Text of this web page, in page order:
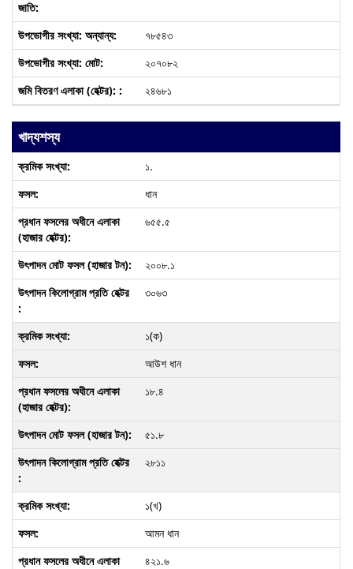
৭৮৫৪৩
২০৭০৮২
২৪৬৮১
খাদ্যশস্য
১.
ধান
৬৫৫.৫
২০০৮.১
৩০৬৩
১(ক)
আউশ ধান
১৮.৪
৫১.৮
২৮১১
১(খ)
আমন ধান
৪২১.৬